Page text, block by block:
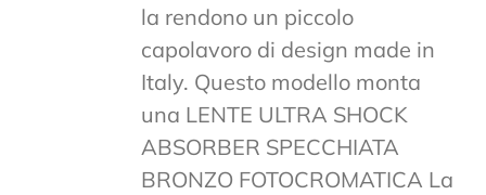
la rendono un piccolo
capolavoro di design made in
Italy. Questo modello monta
una LENTE ULTRA SHOCK
ABSORBER SPECCHIATA
BRONZO FOTOCROMATICA La